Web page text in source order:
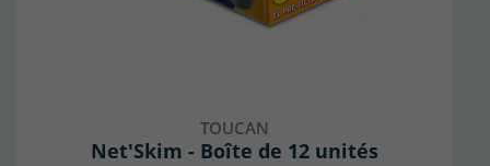
TOUCAN
Net'Skim - Boîte de 12 unités